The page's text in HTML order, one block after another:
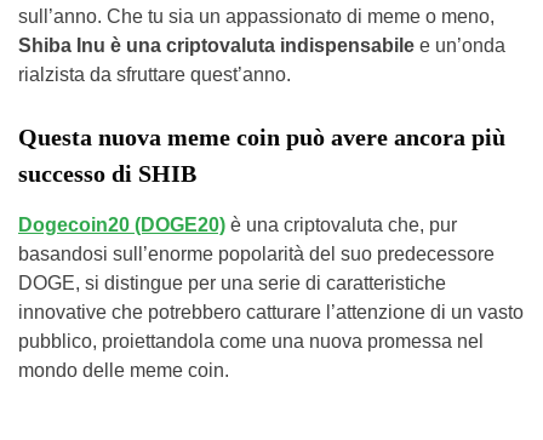
sull’anno. Che tu sia un appassionato di meme o meno,
Shiba Inu è una criptovaluta indispensabile e un’onda
rialzista da sfruttare quest’anno.
Questa nuova meme coin può avere ancora più
successo di SHIB
Dogecoin20 (DOGE20) è una criptovaluta che, pur
basandosi sull’enorme popolarità del suo predecessore
DOGE, si distingue per una serie di caratteristiche
innovative che potrebbero catturare l’attenzione di un vasto
pubblico, proiettandola come una nuova promessa nel
mondo delle meme coin.